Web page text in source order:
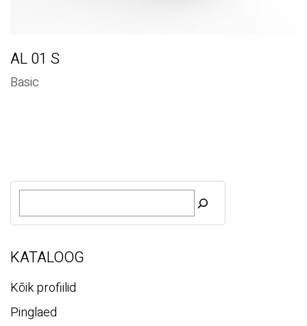
AL 01 S
Basic
O
s
KATALOOG
Kõik profiilid
Pinglaed